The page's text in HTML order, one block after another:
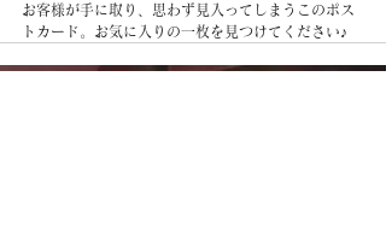
お客様が手に取り、思わず見入ってしまうこのポス
トカード。お気に入りの一枚を見つけてください♪